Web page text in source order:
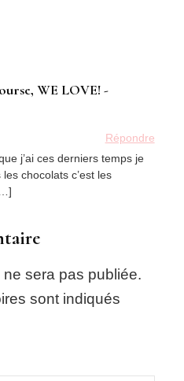
WE LOVE! -
Répondre
j’ai ces derniers temps je
chocolats c’est les
sera pas publiée.
sont indiqués